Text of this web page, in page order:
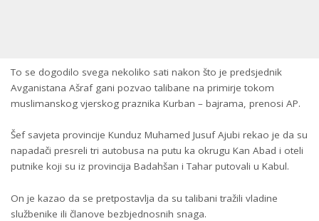
To se dogodilo svega nekoliko sati nakon što je predsjednik
Avganistana Ašraf gani pozvao talibane na primirje tokom
muslimanskog vjerskog praznika Kurban – bajrama, prenosi AP.
Šef savjeta provincije Kunduz Muhamed Jusuf Ajubi rekao je da su
napadači presreli tri autobusa na putu ka okrugu Kan Abad i oteli
putnike koji su iz provincija Badahšan i Tahar putovali u Kabul.
On je kazao da se pretpostavlja da su talibani tražili vladine
službenike ili članove bezbjednosnih snaga.